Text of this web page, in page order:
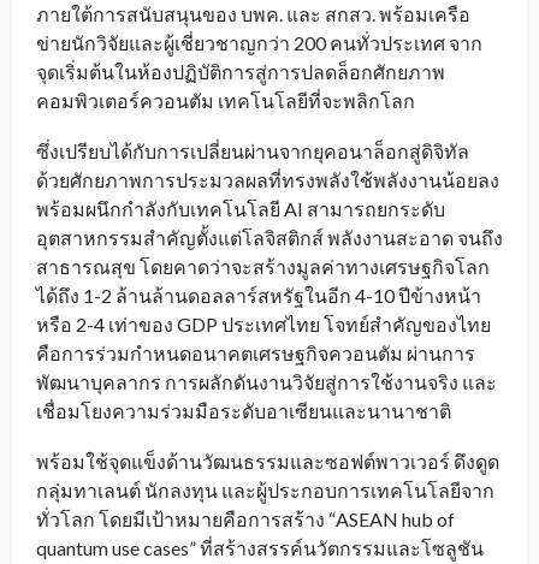
ภายใต้การสนับสนุนของ บพค. และ สกสว. พร้อมเครือ
ข่ายนักวิจัยและผู้เชี่ยวชาญกว่า 200 คนทั่วประเทศ จาก
จุดเริ่มต้นในห้องปฏิบัติการสู่การปลดล็อกศักยภาพ
คอมพิวเตอร์ควอนตัม เทคโนโลยีที่จะพลิกโลก
ซึ่งเปรียบได้กับการเปลี่ยนผ่านจากยุคอนาล็อกสู่ดิจิทัล
ด้วยศักยภาพการประมวลผลที่ทรงพลังใช้พลังงานน้อยลง
พร้อมผนึกกำลังกับเทคโนโลยี AI สามารถยกระดับ
อุตสาหกรรมสำคัญตั้งแต่โลจิสติกส์ พลังงานสะอาด จนถึง
สาธารณสุข โดยคาดว่าจะสร้างมูลค่าทางเศรษฐกิจโลก
ได้ถึง 1-2 ล้านล้านดอลลาร์สหรัฐในอีก 4-10 ปีข้างหน้า
หรือ 2-4 เท่าของ GDP ประเทศไทย โจทย์สำคัญของไทย
คือการร่วมกำหนดอนาคตเศรษฐกิจควอนตัม ผ่านการ
พัฒนาบุคลากร การผลักดันงานวิจัยสู่การใช้งานจริง และ
เชื่อมโยงความร่วมมือระดับอาเซียนและนานาชาติ
พร้อมใช้จุดแข็งด้านวัฒนธรรมและซอฟต์พาวเวอร์ ดึงดูด
กลุ่มทาเลนต์ นักลงทุน และผู้ประกอบการเทคโนโลยีจาก
ทั่วโลก โดยมีเป้าหมายคือการสร้าง “ASEAN hub of
quantum use cases” ที่สร้างสรรค์นวัตกรรมและโซลูชัน